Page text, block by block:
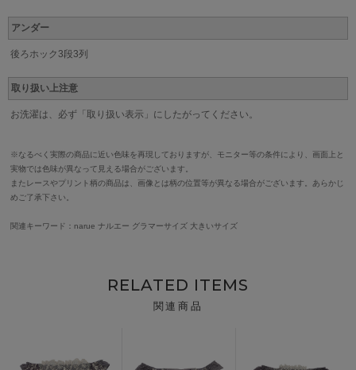
アンダー
後ろホック3段3列
取り扱い上注意
お洗濯は、必ず「取り扱い表示」にしたがってください。
※なるべく実際の商品に近い色味を再現しておりますが、モニター等の条件により、画面上と
実物では色味が異なって見える場合がございます。
またレースやプリント柄の商品は、画像とは柄の位置等が異なる場合がございます。あらかじ
めご了承下さい。
関連キーワード：narue ナルエー グラマーサイズ 大きいサイズ
RELATED ITEMS
関連商品